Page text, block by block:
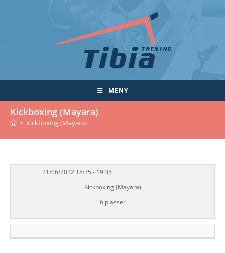
MENY
Kickboxing (Mayara)
> Kickboxing (Mayara)
DATO/TID EVENT TILGJENGELIGHET
21/06/2022 18:35 - 19:35
Kickboxing (Mayara)
6 plasser